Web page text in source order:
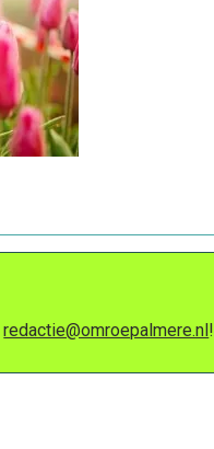
redactie@omroepalmere.nl!